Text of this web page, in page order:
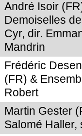
André Isoir
Demoiselles
Cyr, dir.
Mandrin
Frédéric
(FR) &
Robert
Martin Gester
Salomé Haller,